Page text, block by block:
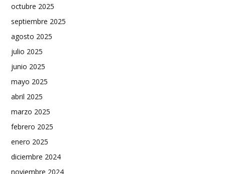
octubre 2025
septiembre 2025
agosto 2025
julio 2025
junio 2025
mayo 2025
abril 2025
marzo 2025
febrero 2025
enero 2025
diciembre 2024
noviembre 2024